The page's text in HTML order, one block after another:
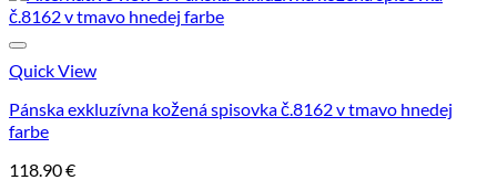
Quick View
Pánska exkluzívna kožená spisovka č.8162 v tmavo hnedej
farbe
118.90€